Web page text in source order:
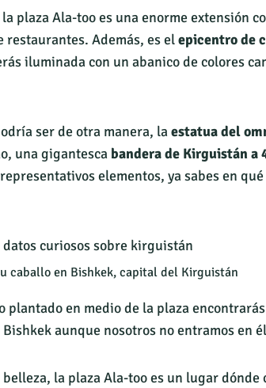
la plaza Ala-too es una enorme extensión
Además, es elepicentro de
iluminada con un abanico de colores
ser de otra manera, laestatua del
una gigantesca bandera de Kirguistán a
elementos, ya sabes en
caballo en Bishkek, capital del Kirguistán
plantado en medio de la plaza
aunque nosotros no entramos en
la plaza Ala-too es un lugar dónde